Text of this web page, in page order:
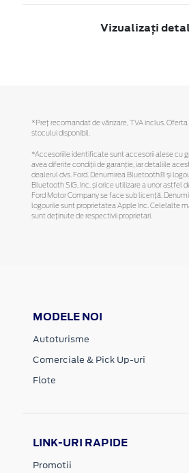
Vizualizați
*Preţ recomandat de vânzare, TVA inclus.
stocului disponibil.
*Accesoriile identificate sunt accesorii alese cu
avea diferite condiții de garanție, iar detaliile
dealerul dvs. Ford. Denumirea Bluetooth® și
Bluetooth SIG, Inc. și orice utilizare a unor astfel
Ford Motor Company se face sub licență.
logourile sunt proprietatea Apple Inc. Celelalte
sunt deținute de respectivii proprietari.
MODELE NOI
Autoturisme
Comerciale & Pick Up-uri
Flote
LINK-URI RAPIDE
Promotii